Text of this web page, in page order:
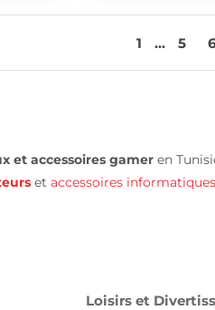
1 ... 5
et accessoires gamer en
et accessoires informatiques
Loisirs et